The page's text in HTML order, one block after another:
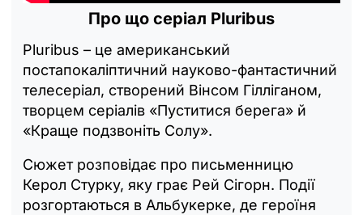
Про що серіал Pluribus
Pluribus – це американський
постапокаліптичний науково-фантастичний
телесеріал, створений Вінсом Гілліганом,
творцем серіалів «Пуститися берега» й
«Краще подзвоніть Солу».
Сюжет розповідає про письменницю
Керол Стурку, яку грає Рей Сігорн. Події
розгортаються в Альбукерке, де героїня